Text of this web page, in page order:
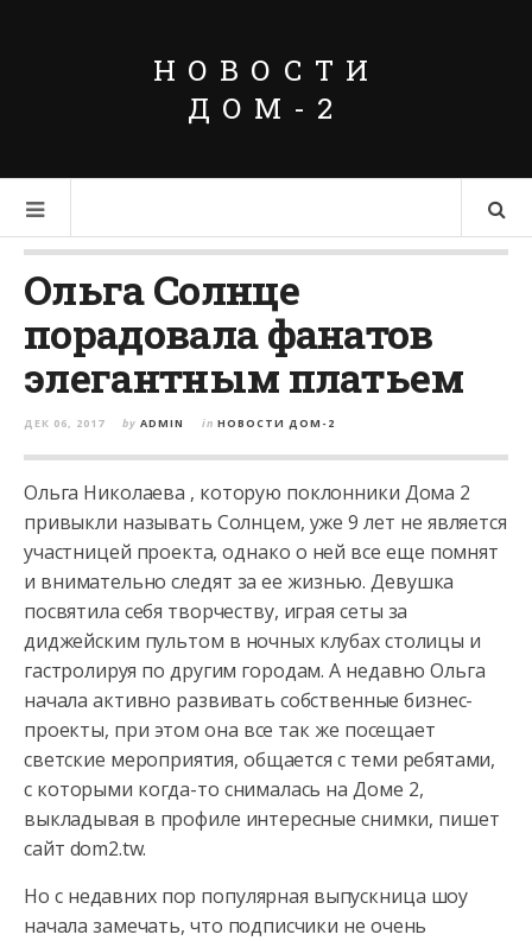
НОВОСТИ
ДОМ-2
Ольга Солнце
порадовала фанатов
элегантным платьем
ДЕК 06, 2017 by ADMIN in НОВОСТИ ДОМ-2
Ольга Николаева , которую поклонники Дома 2
привыкли называть Солнцем, уже 9 лет не является
участницей проекта, однако о ней все еще помнят
и внимательно следят за ее жизнью. Девушка
посвятила себя творчеству, играя сеты за
диджейским пультом в ночных клубах столицы и
гастролируя по другим городам. А недавно Ольга
начала активно развивать собственные бизнес-
проекты, при этом она все так же посещает
светские мероприятия, общается с теми ребятами,
с которыми когда-то снималась на Доме 2,
выкладывая в профиле интересные снимки, пишет
сайт dom2.tw.
Но с недавних пор популярная выпускница шоу
начала замечать, что подписчики не очень